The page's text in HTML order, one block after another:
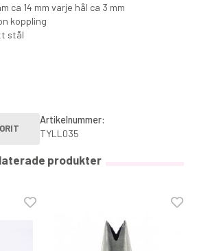
ca 14 mm varje hål ca 3 mm
koppling
stål
Artikelnummer:
TYLL035
produkter